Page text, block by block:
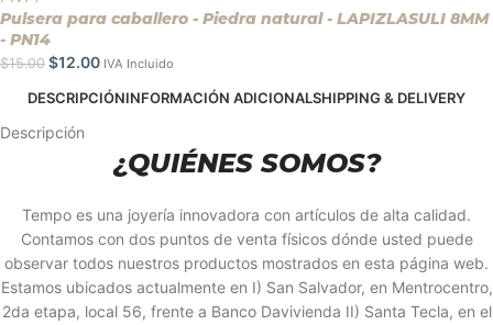
Pulsera para caballero - Piedra natural - LAPIZLASULI 8MM
- PN14
$15.00 $12.00 IVA Incluido
DESCRIPCIÓNINFORMACIÓN ADICIONALSHIPPING & DELIVERY
Descripción
¿QUIÉNES SOMOS?
Tempo es una joyería innovadora con artículos de alta calidad.
Contamos con dos puntos de venta físicos dónde usted puede
observar todos nuestros productos mostrados en esta página web.
Estamos ubicados actualmente en I) San Salvador, en Mentrocentro,
2da etapa, local 56, frente a Banco Davivienda II) Santa Tecla, en el